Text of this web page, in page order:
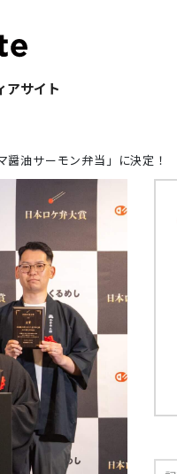
アサイト
醤油サーモン弁当」に決定！